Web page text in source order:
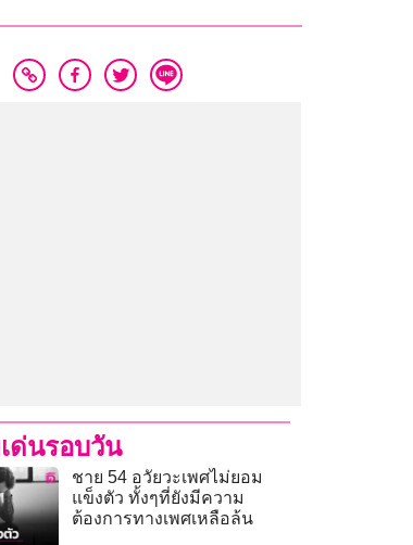
ด่นรอบวัน
ชาย 54 อวัยวะเพศไม่ยอม
แข็งตัว ทั้งๆที่ยังมีความ
ต้องการทางเพศเหลือล้น